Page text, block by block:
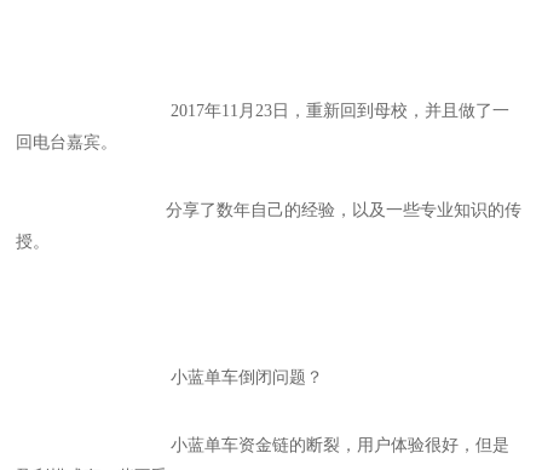
2017年11月23日，重新回到母校，并且做了一
回电台嘉宾。
分享了数年自己的经验，以及一些专业知识的传
授。
小蓝单车倒闭问题？
小蓝单车资金链的断裂，用户体验很好，但是